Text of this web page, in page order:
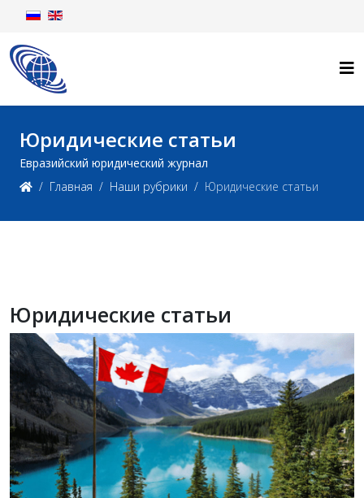
Юридические статьи
Евразийский юридический журнал
Главная
Наши рубрики Юридические статьи
Юридические статьи